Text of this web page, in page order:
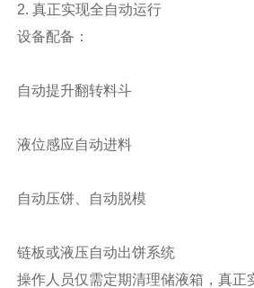
2. 真正实现全自动运行
设备配备：
自动提升翻转料斗
液位感应自动进料
自动压饼、自动脱模
链板或液压自动出饼系统
操作人员仅需定期清理储液箱，真正